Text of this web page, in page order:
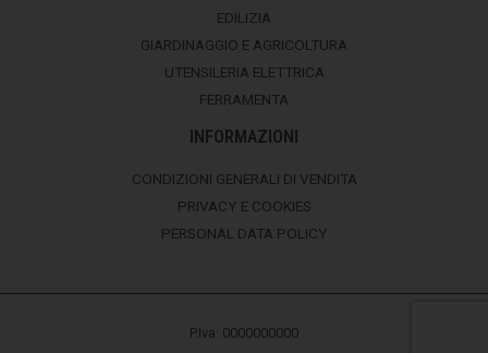
EDILIZIA
GIARDINAGGIO E AGRICOLTURA
UTENSILERIA ELETTRICA
FERRAMENTA
INFORMAZIONI
CONDIZIONI GENERALI DI VENDITA
PRIVACY E COOKIES
PERSONAL DATA POLICY
P.Iva: 0000000000